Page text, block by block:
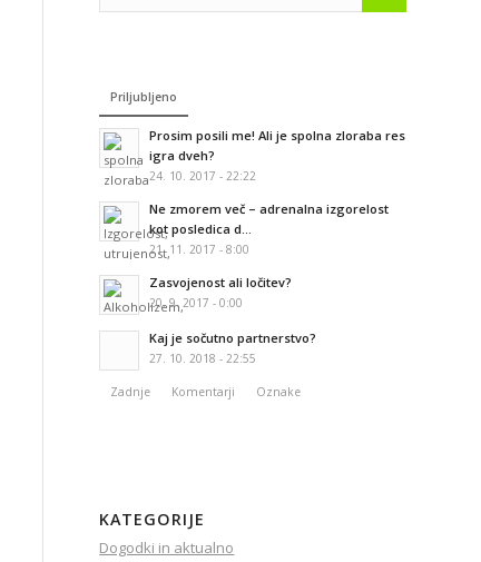
Priljubljeno
Prosim posili me! Ali je spolna zloraba res
igra dveh?
24. 10. 2017 - 22:22
Ne zmorem več – adrenalna izgorelost
kot posledica d...
21. 11. 2017 - 8:00
Zasvojenost ali ločitev?
20. 9. 2017 - 0:00
Kaj je sočutno partnerstvo?
27. 10. 2018 - 22:55
Zadnje Komentarji Oznake
KATEGORIJE
Dogodki in aktualno